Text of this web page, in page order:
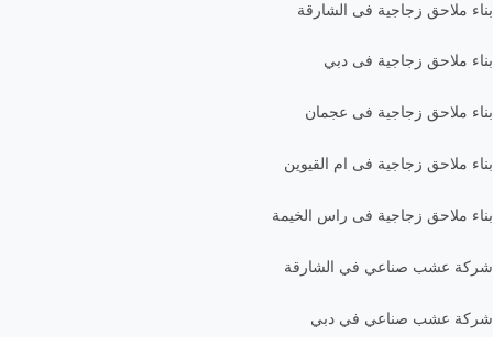
بناء ملاحق زجاجية فى الشارقة
بناء ملاحق زجاجية فى دبي
بناء ملاحق زجاجية فى عجمان
بناء ملاحق زجاجية فى ام القيوين
بناء ملاحق زجاجية فى راس الخيمة
شركة عشب صناعي في الشارقة
شركة عشب صناعي في دبي